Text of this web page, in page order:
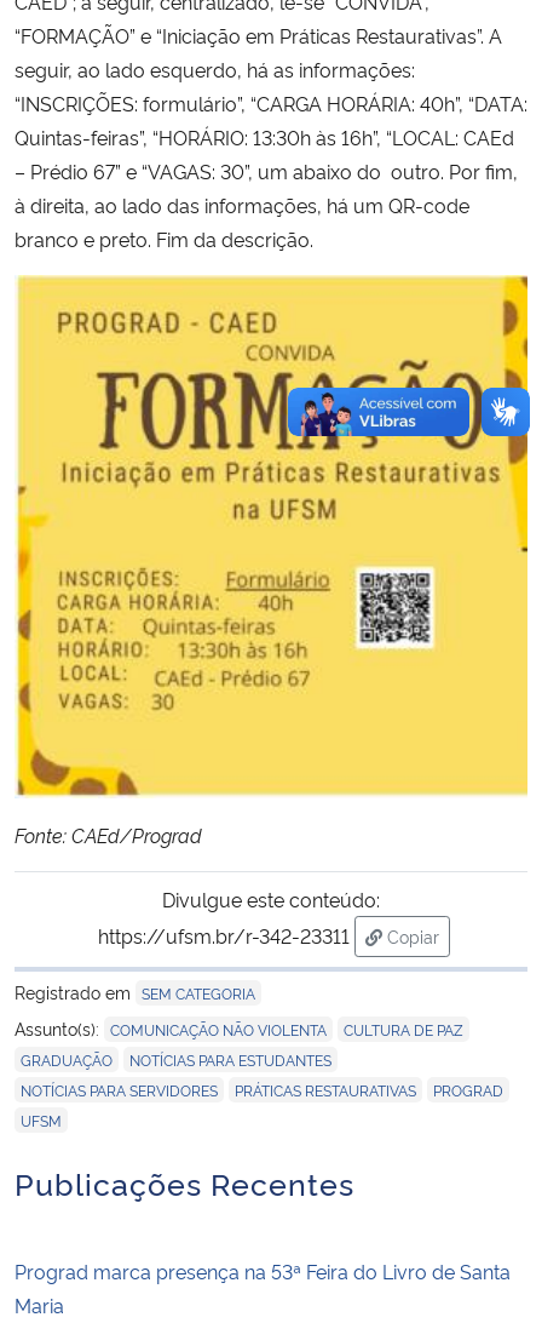
“FORMAÇÃO” e “Iniciação em Práticas Restaurativas”. A
seguir, ao lado esquerdo, há as informações:
“INSCRIÇÕES: formulário”, “CARGA HORÁRIA: 40h”, “DATA:
Quintas-feiras”, “HORÁRIO: 13:30h às 16h”, “LOCAL: CAEd
– Prédio 67” e “VAGAS: 30”, um abaixo do outro. Por fim,
à direita, ao lado das informações, há um QR-code
branco e preto. Fim da descrição.
Fonte: CAEd/Prograd
Divulgue este conteúdo:
https://ufsm.br/r-342-23311
Copiar
para área de
Registrado em SEM CATEGORIA
Assunto(s): COMUNICAÇÃO NÃO VIOLENTA CULTURA DE PAZ
GRADUAÇÃO NOTÍCIAS PARA ESTUDANTES
NOTÍCIAS PARA SERVIDORES PRÁTICAS RESTAURATIVAS PROGRAD
UFSM
Publicações Recentes
Prograd marca presença na 53ª Feira do Livro de Santa
Maria